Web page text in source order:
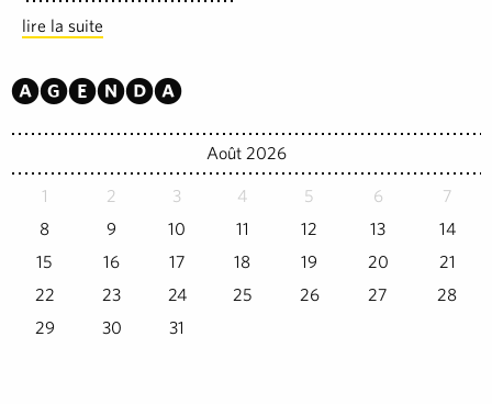
lire la suite
Agenda
Août 2026
1 2 3 4 5 6
7
8
9 10 11 12 13
14
15
16 17 18 19 20
21
22
23 24 25 26 27
28
29
30 31